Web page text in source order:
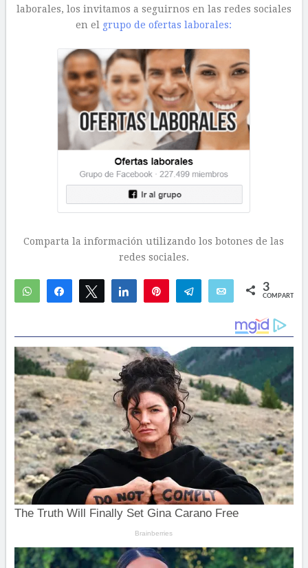
laborales, los invitamos a seguirnos en las redes sociales
en el grupo de ofertas laborales:
Comparta la información utilizando los botones de las
redes sociales.
WhatsAppCompartirTwittear Compartir Telegram Email 3
COMPARTIR